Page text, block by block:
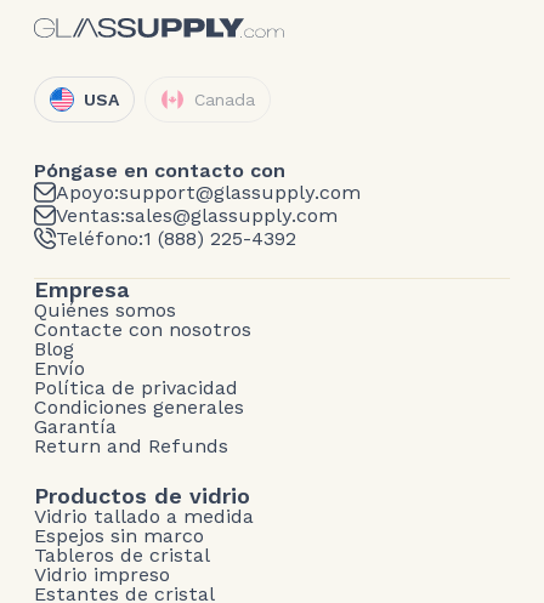
USA Canada
Póngase en contacto con
Apoyo:support@glassupply.com
Ventas:sales@glassupply.com
Teléfono:1 (888) 225-4392
Empresa
Quiénes somos
Contacte con nosotros
Blog
Envío
Política de privacidad
Condiciones generales
Garantía
Return and Refunds
Productos de vidrio
Vidrio tallado a medida
Espejos sin marco
Tableros de cristal
Vidrio impreso
Estantes de cristal